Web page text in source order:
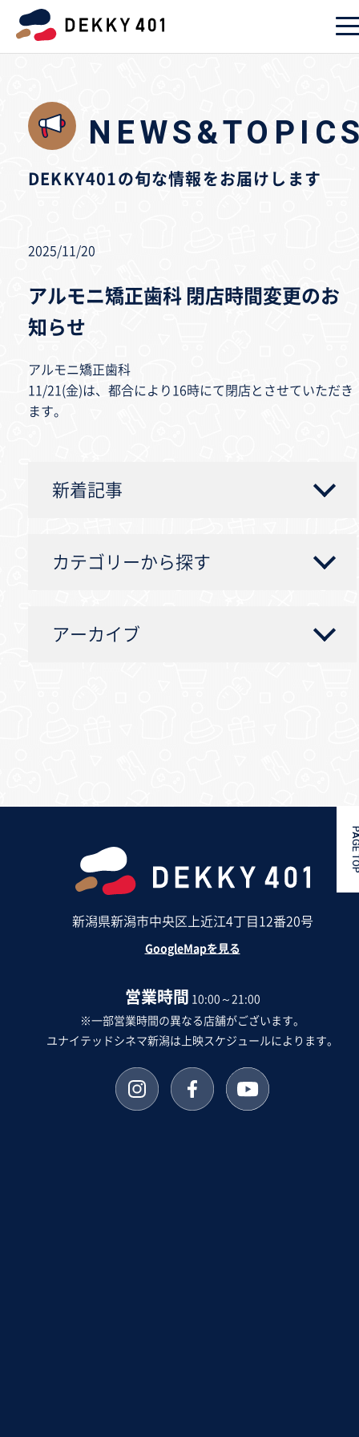
DEKKY401の旬な情報をお届けします
2025/11/20
アルモニ矯正歯科 閉店時間変更のお
知らせ
アルモニ矯正歯科
11/21(金)は、都合により16時にて閉店とさせていただき
ます。
新着記事
カテゴリーから探す
アーカイブ
新潟県新潟市中央区上近江4丁目12番20号
GoogleMapを見る
営業時間 10:00～21:00
※一部営業時間の異なる店舗がございます。
ユナイテッドシネマ新潟は上映スケジュールによります。